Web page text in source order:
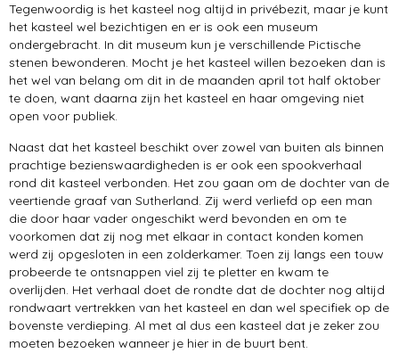
Tegenwoordig is het kasteel nog altijd in privébezit, maar je kunt
het kasteel wel bezichtigen en er is ook een museum
ondergebracht. In dit museum kun je verschillende Pictische
stenen bewonderen. Mocht je het kasteel willen bezoeken dan is
het wel van belang om dit in de maanden april tot half oktober
te doen, want daarna zijn het kasteel en haar omgeving niet
open voor publiek.
Naast dat het kasteel beschikt over zowel van buiten als binnen
prachtige bezienswaardigheden is er ook een spookverhaal
rond dit kasteel verbonden. Het zou gaan om de dochter van de
veertiende graaf van Sutherland. Zij werd verliefd op een man
die door haar vader ongeschikt werd bevonden en om te
voorkomen dat zij nog met elkaar in contact konden komen
werd zij opgesloten in een zolderkamer. Toen zij langs een touw
probeerde te ontsnappen viel zij te pletter en kwam te
overlijden. Het verhaal doet de rondte dat de dochter nog altijd
rondwaart vertrekken van het kasteel en dan wel specifiek op de
bovenste verdieping. Al met al dus een kasteel dat je zeker zou
moeten bezoeken wanneer je hier in de buurt bent.